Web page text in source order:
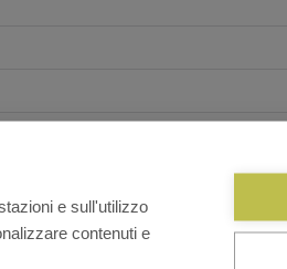
e sull'utilizzo
contenuti e